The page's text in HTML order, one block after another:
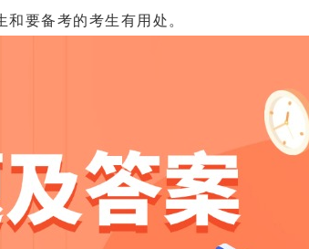
要备考的考生有用处。